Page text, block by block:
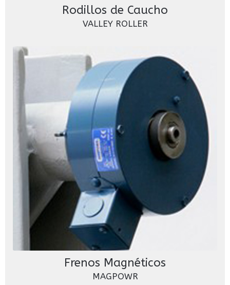
Rodillos de Caucho
VALLEY ROLLER
Frenos Magnéticos
MAGPOWR